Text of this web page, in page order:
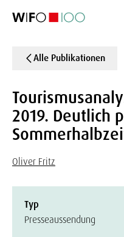
Alle Publikationen
2019. Deutlich
Oliver Fritz
Typ
Presseaussendung